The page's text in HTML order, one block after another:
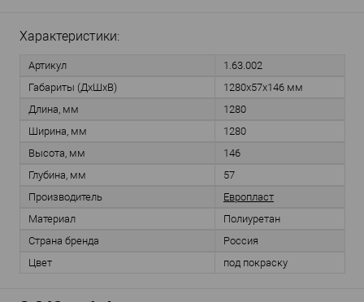
Характеристики:
Артикул
1.63.002
Габариты (ДхШхВ)
1280х57х146 мм
Длина, мм
1280
Ширина, мм
1280
Высота, мм
146
Глубина, мм
57
Производитель
Европласт
Материал
Полиуретан
Страна бренда
Россия
Цвет
под покраску